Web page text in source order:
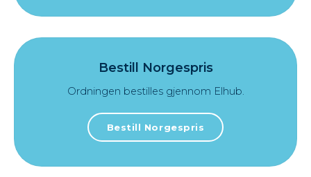
Bestill Norgespris
Ordningen bestilles gjennom Elhub.
Bestill Norgespris